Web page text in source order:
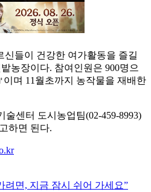
신들이 건강한 여가활동을 즐길
농장이다. 참여인원은 900명으
이며 11월초까지 농작물을 재배한
센터 도시농업팀(02-459-8993)
하면 된다.
려면, 지금 잠시 쉬어 가세요”